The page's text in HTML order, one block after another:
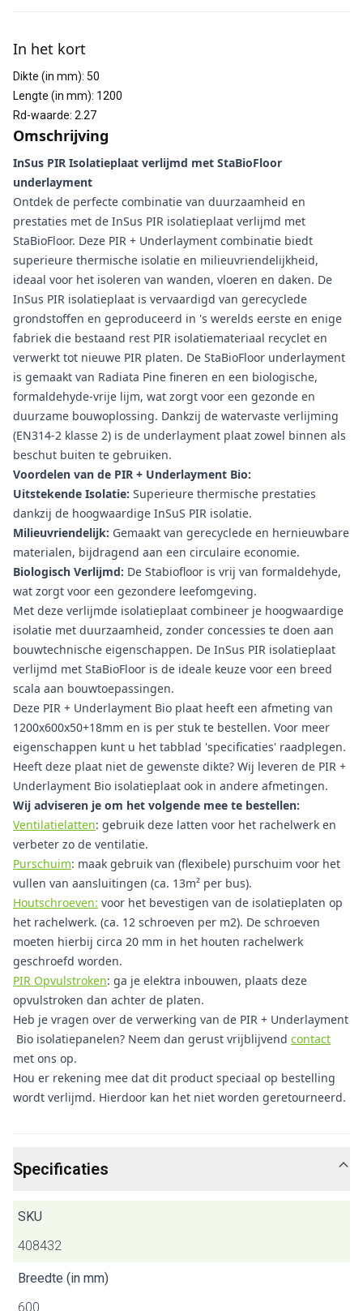
In het kort
Dikte (in mm): 50
Lengte (in mm): 1200
Rd-waarde: 2.27
Omschrijving
InSus PIR Isolatieplaat verlijmd met StaBioFloor
underlayment
Ontdek de perfecte combinatie van duurzaamheid en
prestaties met de InSus PIR isolatieplaat verlijmd met
StaBioFloor. Deze PIR + Underlayment combinatie biedt
superieure thermische isolatie en milieuvriendelijkheid,
ideaal voor het isoleren van wanden, vloeren en daken. De
InSus PIR isolatieplaat is vervaardigd van gerecyclede
grondstoffen en geproduceerd in 's werelds eerste en enige
fabriek die bestaand rest PIR isolatiemateriaal recyclet en
verwerkt tot nieuwe PIR platen. De StaBioFloor underlayment
is gemaakt van Radiata Pine fineren en een biologische,
formaldehyde-vrije lijm, wat zorgt voor een gezonde en
duurzame bouwoplossing. Dankzij de watervaste verlijming
(EN314-2 klasse 2) is de underlayment plaat zowel binnen als
beschut buiten te gebruiken.
Voordelen van de PIR + Underlayment Bio:
Uitstekende Isolatie: Superieure thermische prestaties
dankzij de hoogwaardige InSuS PIR isolatie.
Milieuvriendelijk: Gemaakt van gerecyclede en hernieuwbare
materialen, bijdragend aan een circulaire economie.
Biologisch Verlijmd: De Stabiofloor is vrij van formaldehyde,
wat zorgt voor een gezondere leefomgeving.
Met deze verlijmde isolatieplaat combineer je hoogwaardige
isolatie met duurzaamheid, zonder concessies te doen aan
bouwtechnische eigenschappen. De InSus PIR isolatieplaat
verlijmd met StaBioFloor is de ideale keuze voor een breed
scala aan bouwtoepassingen.
Deze PIR + Underlayment Bio plaat heeft een afmeting van
1200x600x50+18mm en is per stuk te bestellen. Voor meer
eigenschappen kunt u het tabblad 'specificaties' raadplegen.
Heeft deze plaat niet de gewenste dikte? Wij leveren de PIR +
Underlayment Bio isolatieplaat ook in andere afmetingen.
Wij adviseren je om het volgende mee te bestellen:
Ventilatielatten: gebruik deze latten voor het rachelwerk en
verbeter zo de ventilatie.
Purschuim: maak gebruik van (flexibele) purschuim voor het
vullen van aansluitingen (ca. 13m² per bus).
Houtschroeven: voor het bevestigen van de isolatieplaten op
het rachelwerk. (ca. 12 schroeven per m2). De schroeven
moeten hierbij circa 20 mm in het houten rachelwerk
geschroefd worden.
PIR Opvulstroken: ga je elektra inbouwen, plaats deze
opvulstroken dan achter de platen.
Heb je vragen over de verwerking van de PIR + Underlayment
Bio isolatiepanelen? Neem dan gerust vrijblijvend contact
met ons op.
Hou er rekening mee dat dit product speciaal op bestelling
wordt verlijmd. Hierdoor kan het niet worden geretourneerd.
Specificaties
SKU
408432
Breedte (in mm)
600